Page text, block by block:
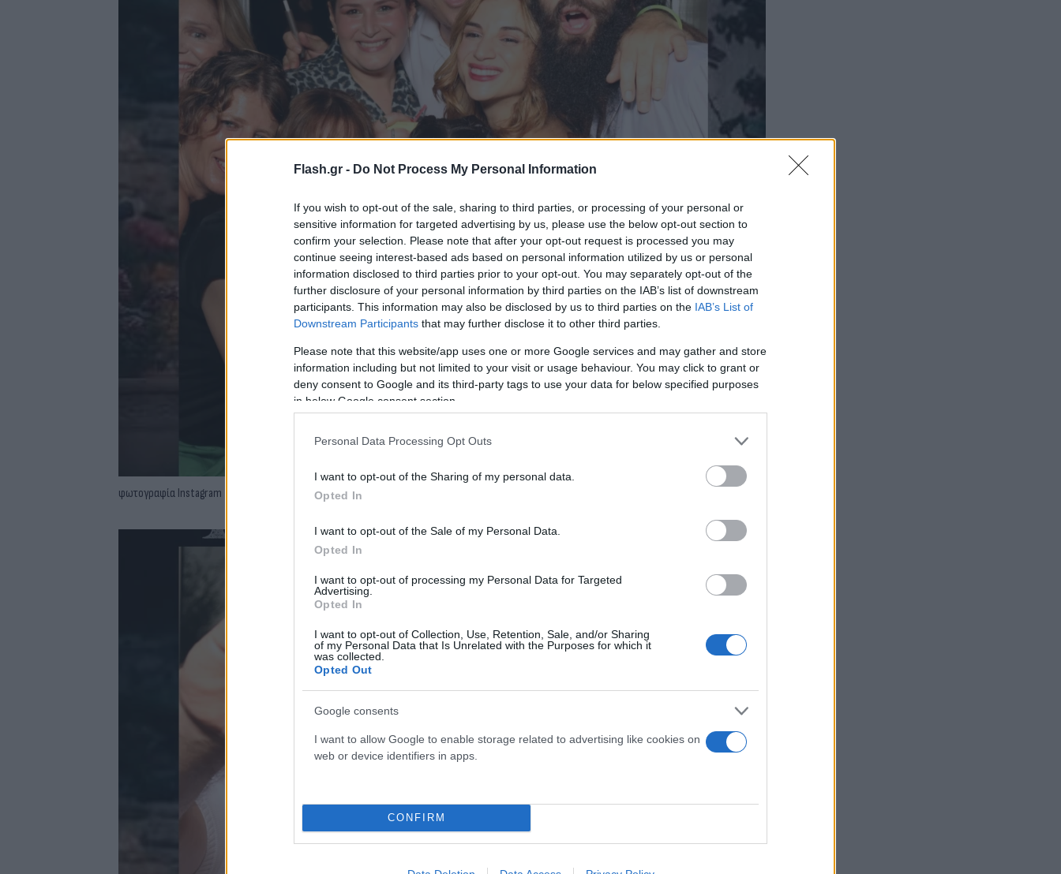
Flash.gr - Do Not Process My Personal Information
If you wish to opt-out of the sale, sharing to third parties, or processing of your personal or
sensitive information for targeted advertising by us, please use the below opt-out section to
confirm your selection. Please note that after your opt-out request is processed you may
continue seeing interest-based ads based on personal information utilized by us or personal
information disclosed to third parties prior to your opt-out. You may separately opt-out of the
further disclosure of your personal information by third parties on the IAB’s list of downstream
participants. This information may also be disclosed by us to third parties on the IAB’s List of
Downstream Participants that may further disclose it to other third parties.
Please note that this website/app uses one or more Google services and may gather and store
information including but not limited to your visit or usage behaviour. You may click to grant or
deny consent to Google and its third-party tags to use your data for below specified purposes
in below Google consent section.
Personal Data Processing Opt Outs
I want to opt-out of the Sharing of my personal data.
Opted In
I want to opt-out of the Sale of my Personal Data.
Opted In
I want to opt-out of processing my Personal Data for Targeted
Advertising.
Opted In
I want to opt-out of Collection, Use, Retention, Sale, and/or Sharing
of my Personal Data that Is Unrelated with the Purposes for which it
was collected.
Opted Out
Google consents
I want to allow Google to enable storage related to advertising like cookies on
web or device identifiers in apps.
CONFIRM
φωτογραφία Instagram